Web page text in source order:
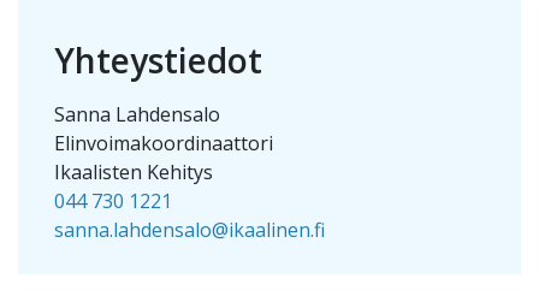
Yhteystiedot
Sanna Lahdensalo
Elinvoimakoordinaattori
Ikaalisten Kehitys
044 730 1221
sanna.lahdensalo@ikaalinen.fi